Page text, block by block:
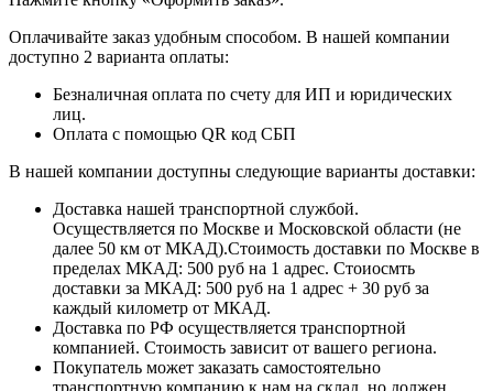
Оплачивайте заказ удобным способом. В нашей компании
доступно 2 варианта оплаты:
Безналичная оплата по счету для ИП и юридических
лиц.
Оплата с помощью QR код СБП
В нашей компании доступны следующие варианты доставки:
Доставка нашей транспортной службой.
Осуществляется по Москве и Московской области (не
далее 50 км от МКАД).Стоимость доставки по Москве в
пределах МКАД: 500 руб на 1 адрес. Стоиосмть
доставки за МКАД: 500 руб на 1 адрес + 30 руб за
каждый километр от МКАД.
Доставка по РФ осуществляется транспортной
компанией. Стоимость зависит от вашего региона.
Покупатель может заказать самостоятельно
транспортную компанию к нам на склад, но должен